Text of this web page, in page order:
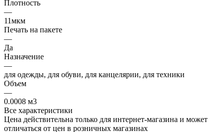
Плотность
—
11мкм
Печать на пакете
—
Да
Назначение
—
для одежды, для обуви, для канцелярии, для техники
Объем
—
0.0008 м3
Все характеристики
Цена действительна только для интернет-магазина и может
отличаться от цен в розничных магазинах